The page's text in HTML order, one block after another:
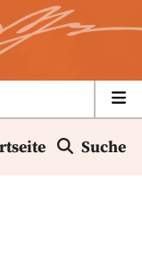
Suche